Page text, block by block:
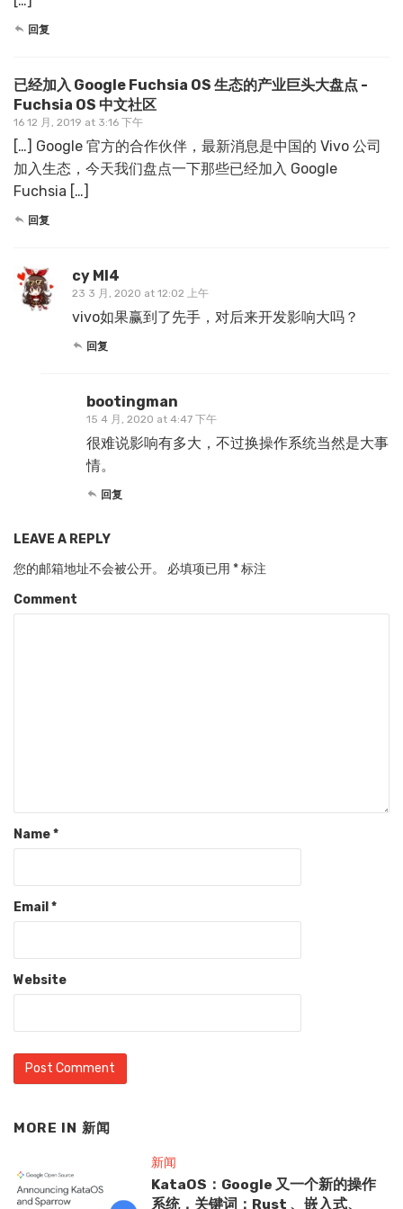
回复
已经加入 Google Fuchsia OS 生态的产业巨头大盘点 -
Fuchsia OS 中文社区
16 12 月, 2019 at 3:16 下午
[…] Google 官方的合作伙伴，最新消息是中国的 Vivo 公司
加入生态，今天我们盘点一下那些已经加入 Google
Fuchsia […]
回复
cy MI4
23 3 月, 2020 at 12:02 上午
vivo如果赢到了先手，对后来开发影响大吗？
回复
bootingman
15 4 月, 2020 at 4:47 下午
很难说影响有多大，不过换操作系统当然是大事
情。
回复
LEAVE A REPLY
您的邮箱地址不会被公开。
必填项已用 *标注
Comment
Name*
Email *
Website
MORE IN 新闻
新闻
KataOS：Google 又一个新的操作
系统，关键词：Rust 、嵌入式、